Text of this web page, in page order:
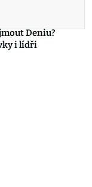
Deniu?
i lídři